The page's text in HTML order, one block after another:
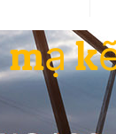
mạ